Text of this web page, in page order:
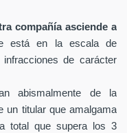
compañía asciende a
está en la escala de
de carácter
abismalmente de la
un titular que amalgama
total que supera los 3